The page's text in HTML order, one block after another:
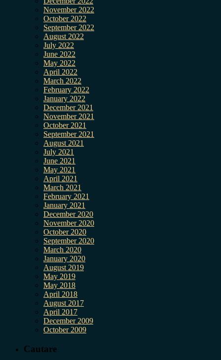
November 2022
October 2022
September 2022
August 2022
July 2022
June 2022
May 2022
April 2022
March 2022
February 2022
January 2022
December 2021
November 2021
October 2021
September 2021
August 2021
July 2021
June 2021
May 2021
April 2021
March 2021
February 2021
January 2021
December 2020
November 2020
October 2020
September 2020
March 2020
January 2020
August 2019
May 2019
May 2018
April 2018
August 2017
April 2017
December 2009
October 2009
Cautare